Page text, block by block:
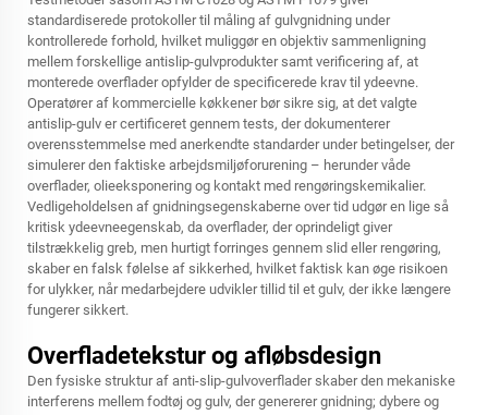
standardiserede protokoller til måling af gulvgnidning under
kontrollerede forhold, hvilket muliggør en objektiv sammenligning
mellem forskellige antislip-gulvprodukter samt verificering af, at
monterede overflader opfylder de specificerede krav til ydeevne.
Operatører af kommercielle køkkener bør sikre sig, at det valgte
antislip-gulv er certificeret gennem tests, der dokumenterer
overensstemmelse med anerkendte standarder under betingelser, der
simulerer den faktiske arbejdsmiljøforurening – herunder våde
overflader, olieeksponering og kontakt med rengøringskemikalier.
Vedligeholdelsen af gnidningsegenskaberne over tid udgør en lige så
kritisk ydeevneegenskab, da overflader, der oprindeligt giver
tilstrækkelig greb, men hurtigt forringes gennem slid eller rengøring,
skaber en falsk følelse af sikkerhed, hvilket faktisk kan øge risikoen
for ulykker, når medarbejdere udvikler tillid til et gulv, der ikke længere
fungerer sikkert.
Overfladetekstur og afløbsdesign
Den fysiske struktur af anti-slip-gulvoverflader skaber den mekaniske
interferens mellem fodtøj og gulv, der genererer gnidning; dybere og